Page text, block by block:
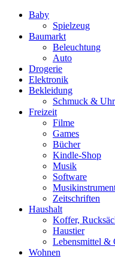
Baby
Spielzeug
Baumarkt
Beleuchtung
Auto
Drogerie
Elektronik
Bekleidung
Schmuck &
Freizeit
Filme
Games
Bücher
Kindle-Shop
Musik
Software
Zeitschriften
Haushalt
Koffer,
Haustier
Lebensmittel &
Wohnen